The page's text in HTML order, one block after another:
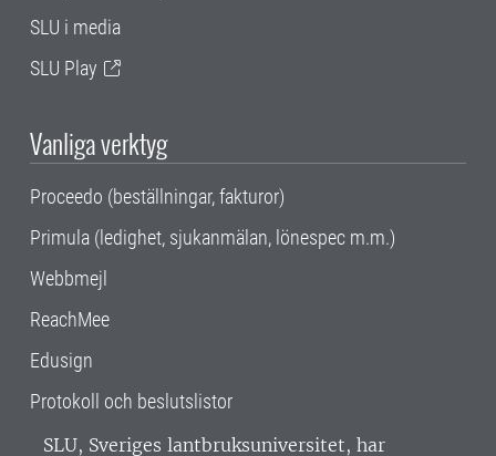
SLU i media
SLU Play
Vanliga verktyg
Proceedo (beställningar, fakturor)
Primula (ledighet, sjukanmälan, lönespec m.m.)
Webbmejl
ReachMee
Edusign
Protokoll och beslutslistor
SLU, Sveriges lantbruksuniversitet, har